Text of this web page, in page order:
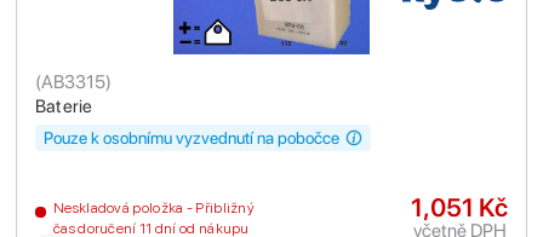
Baterie
(AB3315)
Neskladová položka - Přibližný
čas doručení 11 dní od nákupu
Pouze k osobnímu vyzvednutí na pobočce
1,051 Kč
včetně DPH